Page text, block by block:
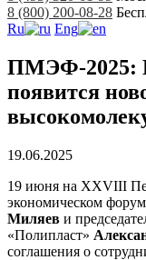
8 (800) 200-08-28
Ru
Eng
ПМЭФ-2025:
появится
19.06.2025
19 июня на XXVIII
экономическом
Миляев и
«Полипласт»
соглашения о